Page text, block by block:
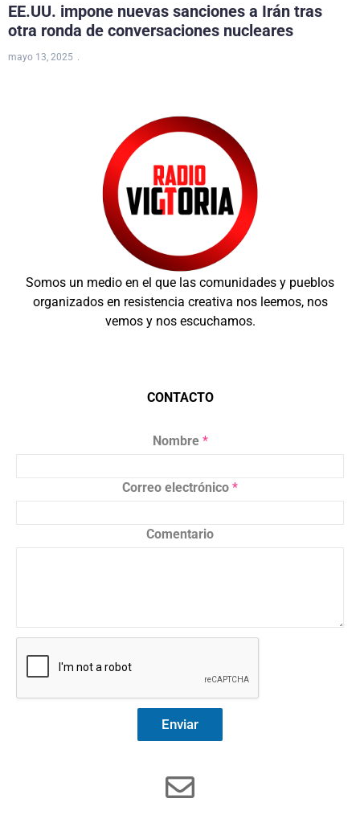
EE.UU. impone nuevas sanciones a Irán tras
otra ronda de conversaciones nucleares
mayo 13, 2025
Somos un medio en el que las comunidades y pueblos
organizados en resistencia creativa nos leemos, nos
vemos y nos escuchamos.
CONTACTO
Nombre *
Correo electrónico *
Comentario
Enviar